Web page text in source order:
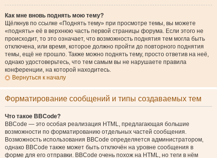
Как мне вновь поднять мою тему?
Щёлкнув по ссылке «Поднять тему» при просмотре темы, вы можете
«поднять» её в верхнюю часть первой страницы форума. Если этого не
происходит, то это означает, что возможность поднятия тем могла быть
отключена, или время, которое должно пройти до повторного поднятия
темы, ещё не прошло. Также можно поднять тему, просто ответив на неё,
однако удостоверьтесь, что тем самым вы не нарушаете правила
конференции, на которой находитесь.
Вернуться к началу
Форматирование сообщений и типы создаваемых тем
Что такое BBCode?
BBCode — это особая реализация HTML, предлагающая большие
возможности по форматированию отдельных частей сообщения.
Возможность использования BBCode определяется администратором,
однако BBCode также может быть отключён на уровне сообщения в
форме для его отправки. BBCode очень похож на HTML, но теги в нём